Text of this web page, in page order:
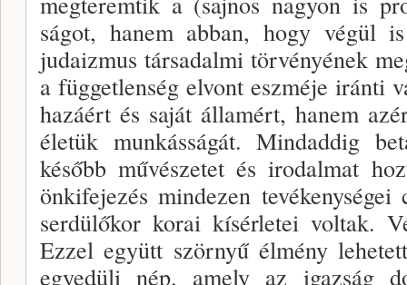
ságot, hanem abban, hogy végül
judaizmus társa­dalmi törvényének
a függetlenség elvont esz­méje iránti
hazáért és saját államért, hanem
életük munkásságát. Mindaddig
később művészetet és irodalmat
önkifejezés mindezen
serdülőkor korai kísérletei voltak.
Ezzel együtt szörnyű élmény
egye­düli nép, amely az igazság